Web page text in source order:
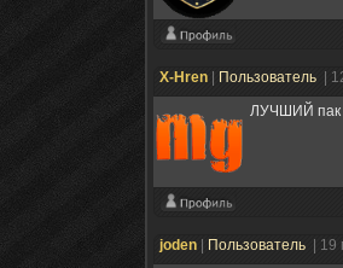
X-Hren Пользователь
|
ЛУЧШИЙ пак
joden Пользователь
|